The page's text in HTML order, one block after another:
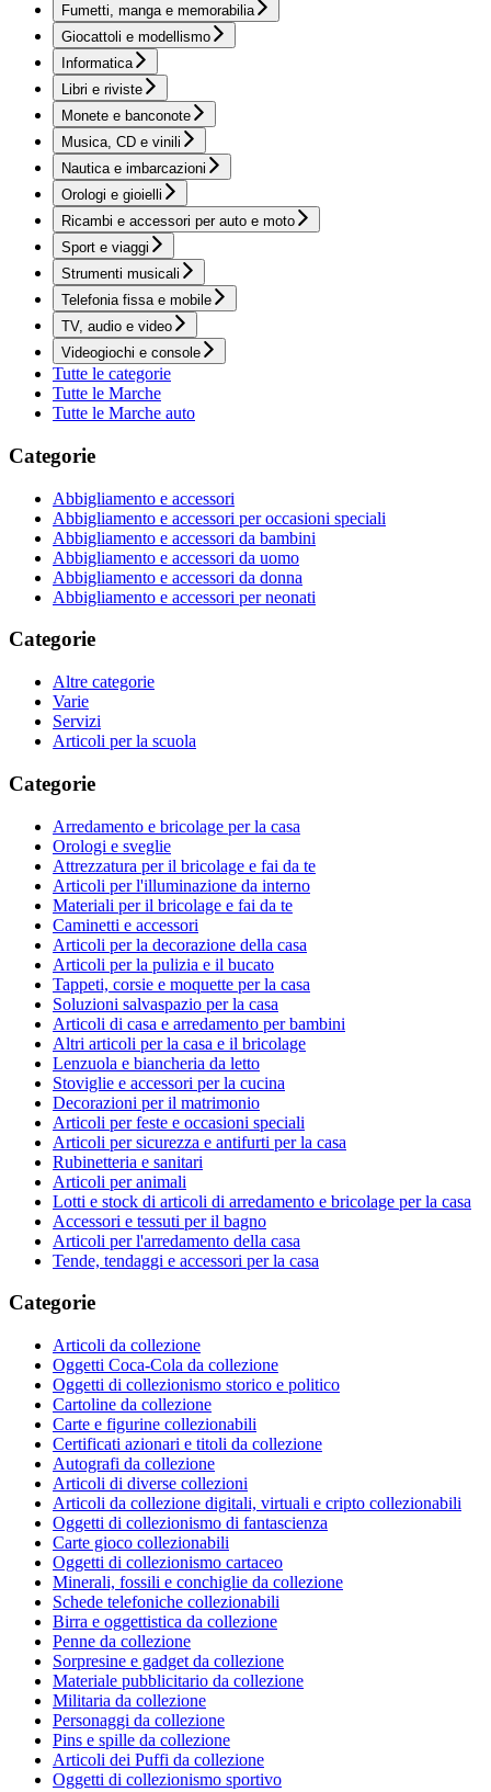
Fumetti, manga e memorabilia
Giocattoli e modellismo
Informatica
Libri e riviste
Monete e banconote
Musica, CD e vinili
Nautica e imbarcazioni
Orologi e gioielli
Ricambi e accessori per auto e moto
Sport e viaggi
Strumenti musicali
Telefonia fissa e mobile
TV, audio e video
Videogiochi e console
Tutte le categorie
Tutte le Marche
Tutte le Marche auto
Categorie
Abbigliamento e accessori
Abbigliamento e accessori per occasioni speciali
Abbigliamento e accessori da bambini
Abbigliamento e accessori da uomo
Abbigliamento e accessori da donna
Abbigliamento e accessori per neonati
Categorie
Altre categorie
Varie
Servizi
Articoli per la scuola
Categorie
Arredamento e bricolage per la casa
Orologi e sveglie
Attrezzatura per il bricolage e fai da te
Articoli per l'illuminazione da interno
Materiali per il bricolage e fai da te
Caminetti e accessori
Articoli per la decorazione della casa
Articoli per la pulizia e il bucato
Tappeti, corsie e moquette per la casa
Soluzioni salvaspazio per la casa
Articoli di casa e arredamento per bambini
Altri articoli per la casa e il bricolage
Lenzuola e biancheria da letto
Stoviglie e accessori per la cucina
Decorazioni per il matrimonio
Articoli per feste e occasioni speciali
Articoli per sicurezza e antifurti per la casa
Rubinetteria e sanitari
Articoli per animali
Lotti e stock di articoli di arredamento e bricolage per la casa
Accessori e tessuti per il bagno
Articoli per l'arredamento della casa
Tende, tendaggi e accessori per la casa
Categorie
Articoli da collezione
Oggetti Coca-Cola da collezione
Oggetti di collezionismo storico e politico
Cartoline da collezione
Carte e figurine collezionabili
Certificati azionari e titoli da collezione
Autografi da collezione
Articoli di diverse collezioni
Articoli da collezione digitali, virtuali e cripto collezionabili
Oggetti di collezionismo di fantascienza
Carte gioco collezionabili
Oggetti di collezionismo cartaceo
Minerali, fossili e conchiglie da collezione
Schede telefoniche collezionabili
Birra e oggettistica da collezione
Penne da collezione
Sorpresine e gadget da collezione
Materiale pubblicitario da collezione
Militaria da collezione
Personaggi da collezione
Pins e spille da collezione
Articoli dei Puffi da collezione
Oggetti di collezionismo sportivo